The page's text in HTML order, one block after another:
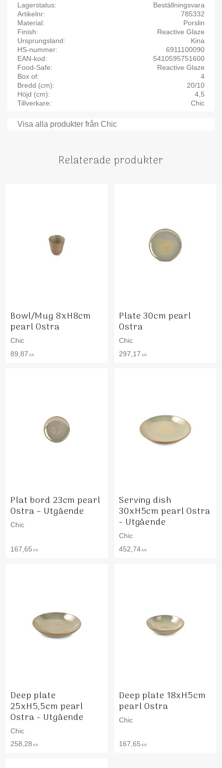
Lagerstatus
Beställningsvara
Artikelnr
785332
Material
Porslin
Finish
Reactive Glaze
Ursprungsland
Kina
HS-nummer
6911100090
EAN-kod
5410595751600
Food-Safe
Reactive Glaze
Box of
4
Bredd (cm)
20/10
Höjd (cm)
4,5
Tillverkare
Chic
Visa alla produkter från Chic
Relaterade produkter
Bowl/Mug 8xH8cm
pearl Ostra
Chic
89,87 KR
Plate 30cm pearl
Ostra
Chic
297,17 KR
Plat bord 23cm pearl
Ostra – Utgående
Chic
167,65 KR
Serving dish
30xH5cm pearl Ostra
- Utgående
Chic
452,74 KR
Deep plate
25xH5,5cm pearl
Ostra - Utgående
Chic
258,28 KR
Deep plate 18xH5cm
pearl Ostra
Chic
167,65 KR